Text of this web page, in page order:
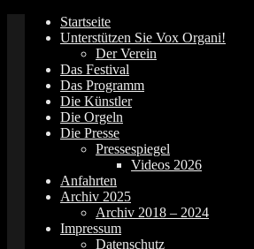
Springe
zum
Startseite
Unterstützen Sie Vox Organi!
Der Verein
Das Festival
Das Programm
Die Künstler
Die Orgeln
Die Presse
Pressespiegel
Videos 2026
Anfahrten
Archiv 2025
Archiv 2018 – 2024
Impressum
Datenschutz